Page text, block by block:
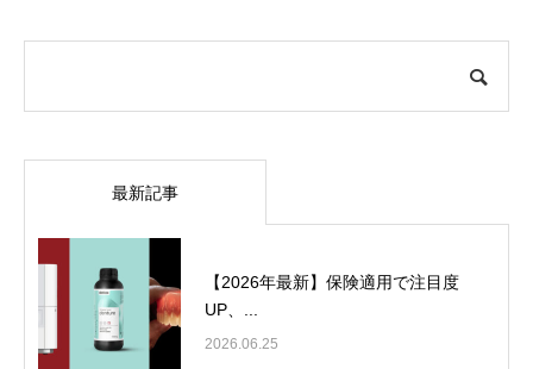
最新記事
【2026年最新】保険適用で注目度
UP、...
2026.06.25